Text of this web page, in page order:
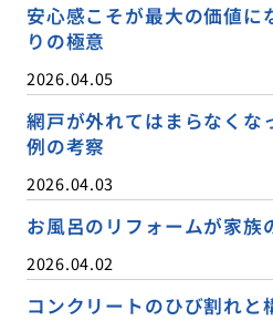
安心感こそが最大の価値に
りの極意
2026.04.05
網戸が外れてはまらなくな
例の考察
2026.04.03
お風呂のリフォームが家族
2026.04.02
コンクリートのひび割れと